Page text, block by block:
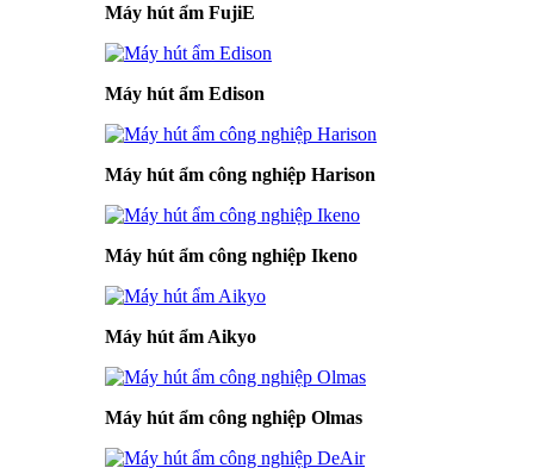
Máy hút ẩm FujiE
Máy hút ẩm Edison
Máy hút ẩm công nghiệp Harison
Máy hút ẩm công nghiệp Ikeno
Máy hút ẩm Aikyo
Máy hút ẩm công nghiệp Olmas